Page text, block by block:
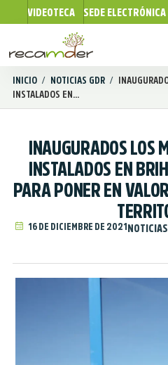
VIDEOTECA SEDE ELECTRÓNICA
INICIO / NOTICIAS GDR /
INSTALADOS EN...
INAUGURADOS LOS
INSTALADOS EN
PARA PONER EN
16 DE DICIEMBRE DE 2021